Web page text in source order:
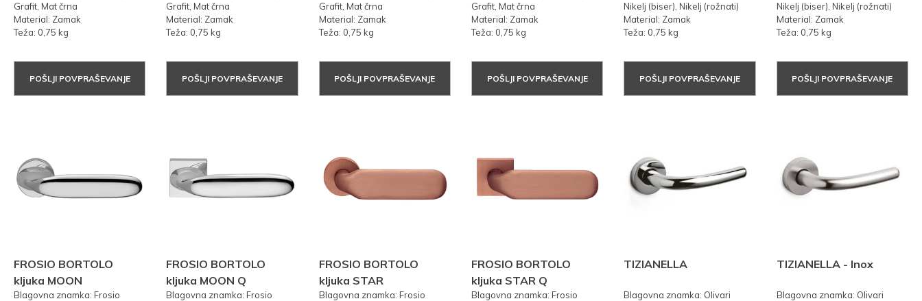
Grafit, Mat črna
Material: Zamak
Teža: 0,75 kg
POŠLJI POVPRAŠEVANJE
Grafit, Mat črna
Material: Zamak
Teža: 0,75 kg
POŠLJI POVPRAŠEVANJE
Grafit, Mat črna
Material: Zamak
Teža: 0,75 kg
POŠLJI POVPRAŠEVANJE
Grafit, Mat črna
Material: Zamak
Teža: 0,75 kg
POŠLJI POVPRAŠEVANJE
Nikelj (biser), Nikelj (rožnati)
Material: Zamak
Teža: 0,75 kg
POŠLJI POVPRAŠEVANJE
Nikelj (biser), Nikelj (rožnati)
Material: Zamak
Teža: 0,75 kg
POŠLJI POVPRAŠEVANJE
FROSIO BORTOLO
kljuka MOON
Blagovna znamka: Frosio
FROSIO BORTOLO
kljuka MOON Q
Blagovna znamka: Frosio
FROSIO BORTOLO
kljuka STAR
Blagovna znamka: Frosio
FROSIO BORTOLO
kljuka STAR Q
Blagovna znamka: Frosio
TIZIANELLA
Blagovna znamka: Olivari
TIZIANELLA - Inox
Blagovna znamka: Olivari